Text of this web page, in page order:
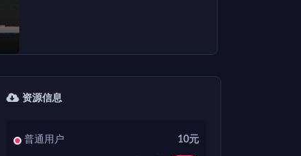
资源信息
普通用户 10元